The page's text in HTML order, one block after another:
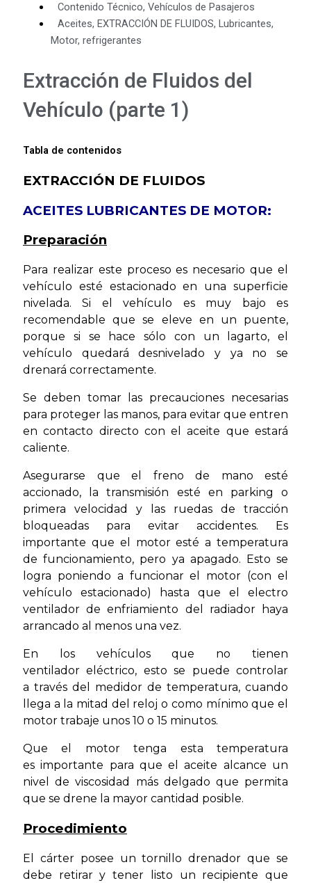
Contenido Técnico, Vehículos de Pasajeros
Aceites, EXTRACCIÓN DE FLUIDOS, Lubricantes,
Motor, refrigerantes
Extracción de Fluidos del
Vehículo (parte 1)
Tabla de contenidos
EXTRACCIÓN DE FLUIDOS
ACEITES LUBRICANTES DE MOTOR:
Preparación
Para realizar este proceso es necesario que el
vehículo esté estacionado en una superficie
nivelada. Si el vehículo es muy bajo es
recomendable que se eleve en un puente,
porque si se hace sólo con un lagarto, el
vehículo quedará desnivelado y ya no se
drenará correctamente.
Se deben tomar las precauciones necesarias
para proteger las manos, para evitar que entren
en contacto directo con el aceite que estará
caliente.
Asegurarse que el freno de mano esté
accionado, la transmisión esté en parking o
primera velocidad y las ruedas de tracción
bloqueadas para evitar accidentes. Es
importante que el motor esté a temperatura
de funcionamiento, pero ya apagado. Esto se
logra poniendo a funcionar el motor (con el
vehículo estacionado) hasta que el electro
ventilador de enfriamiento del radiador haya
arrancado al menos una vez.
En los vehículos que no tienen
ventilador eléctrico, esto se puede controlar
a través del medidor de temperatura, cuando
llega a la mitad del reloj o como mínimo que el
motor trabaje unos 10 o 15 minutos.
Que el motor tenga esta temperatura
es importante para que el aceite alcance un
nivel de viscosidad más delgado que permita
que se drene la mayor cantidad posible.
Procedimiento
El cárter posee un tornillo drenador que se
debe retirar y tener listo un recipiente que